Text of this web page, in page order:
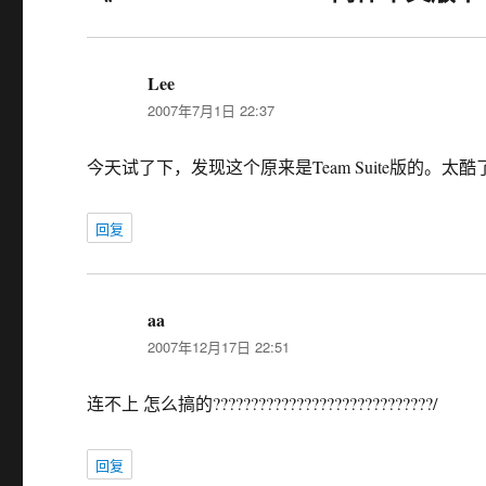
Lee
道：
2007年7月1日 22:37
今天试了下，发现这个原来是Team Suite版的。太酷
回复
aa
道：
2007年12月17日 22:51
连不上 怎么搞的?????????????????????????????/
回复